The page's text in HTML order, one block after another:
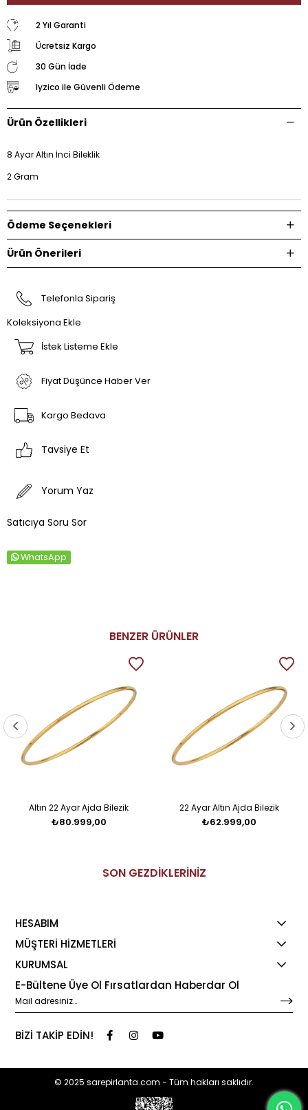
2 Yıl Garanti
Ücretsiz Kargo
30 Gün İade
Iyzico ile Güvenli Ödeme
Ürün Özellikleri
8 Ayar Altın İnci Bileklik
2 Gram
Ödeme Seçenekleri
Ürün Önerileri
Telefonla Sipariş
Koleksiyona Ekle
İstek Listeme Ekle
Fiyat Düşünce Haber Ver
Kargo Bedava
Tavsiye Et
Yorum Yaz
Satıcıya Soru Sor
WhatsApp
BENZER ÜRÜNLER
Altın 22 Ayar Ajda Bilezik
₺80.999,00
22 Ayar Altın Ajda Bilezik
₺62.999,00
SON GEZDİKLERİNİZ
HESABIM
MÜŞTERİ HİZMETLERİ
KURUMSAL
E-Bültene Üye Ol Fırsatlardan Haberdar Ol
BİZİ TAKİP EDİN!
© 2025 sarepirlanta.com - Tüm hakları saklıdır.